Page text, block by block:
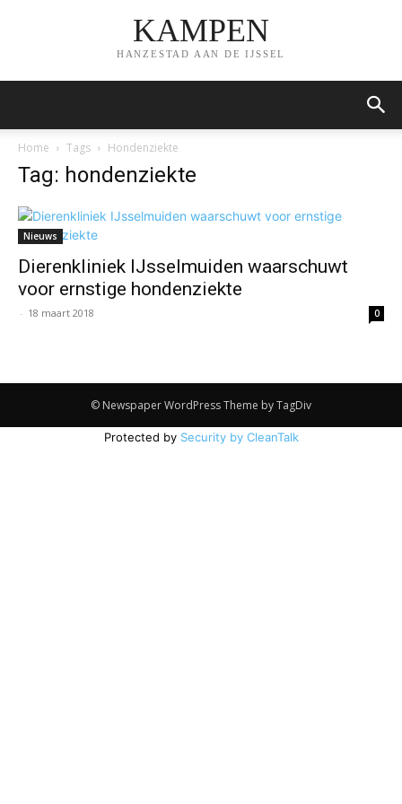
KAMPEN
HANZESTAD AAN DE IJSSEL
Home Tags Hondenziekte
Tag: hondenziekte
Nieuws
Dierenkliniek IJsselmuiden waarschuwt
voor ernstige hondenziekte
- 18 maart 2018 0
© Newspaper WordPress Theme by TagDiv
Protected by Security by CleanTalk